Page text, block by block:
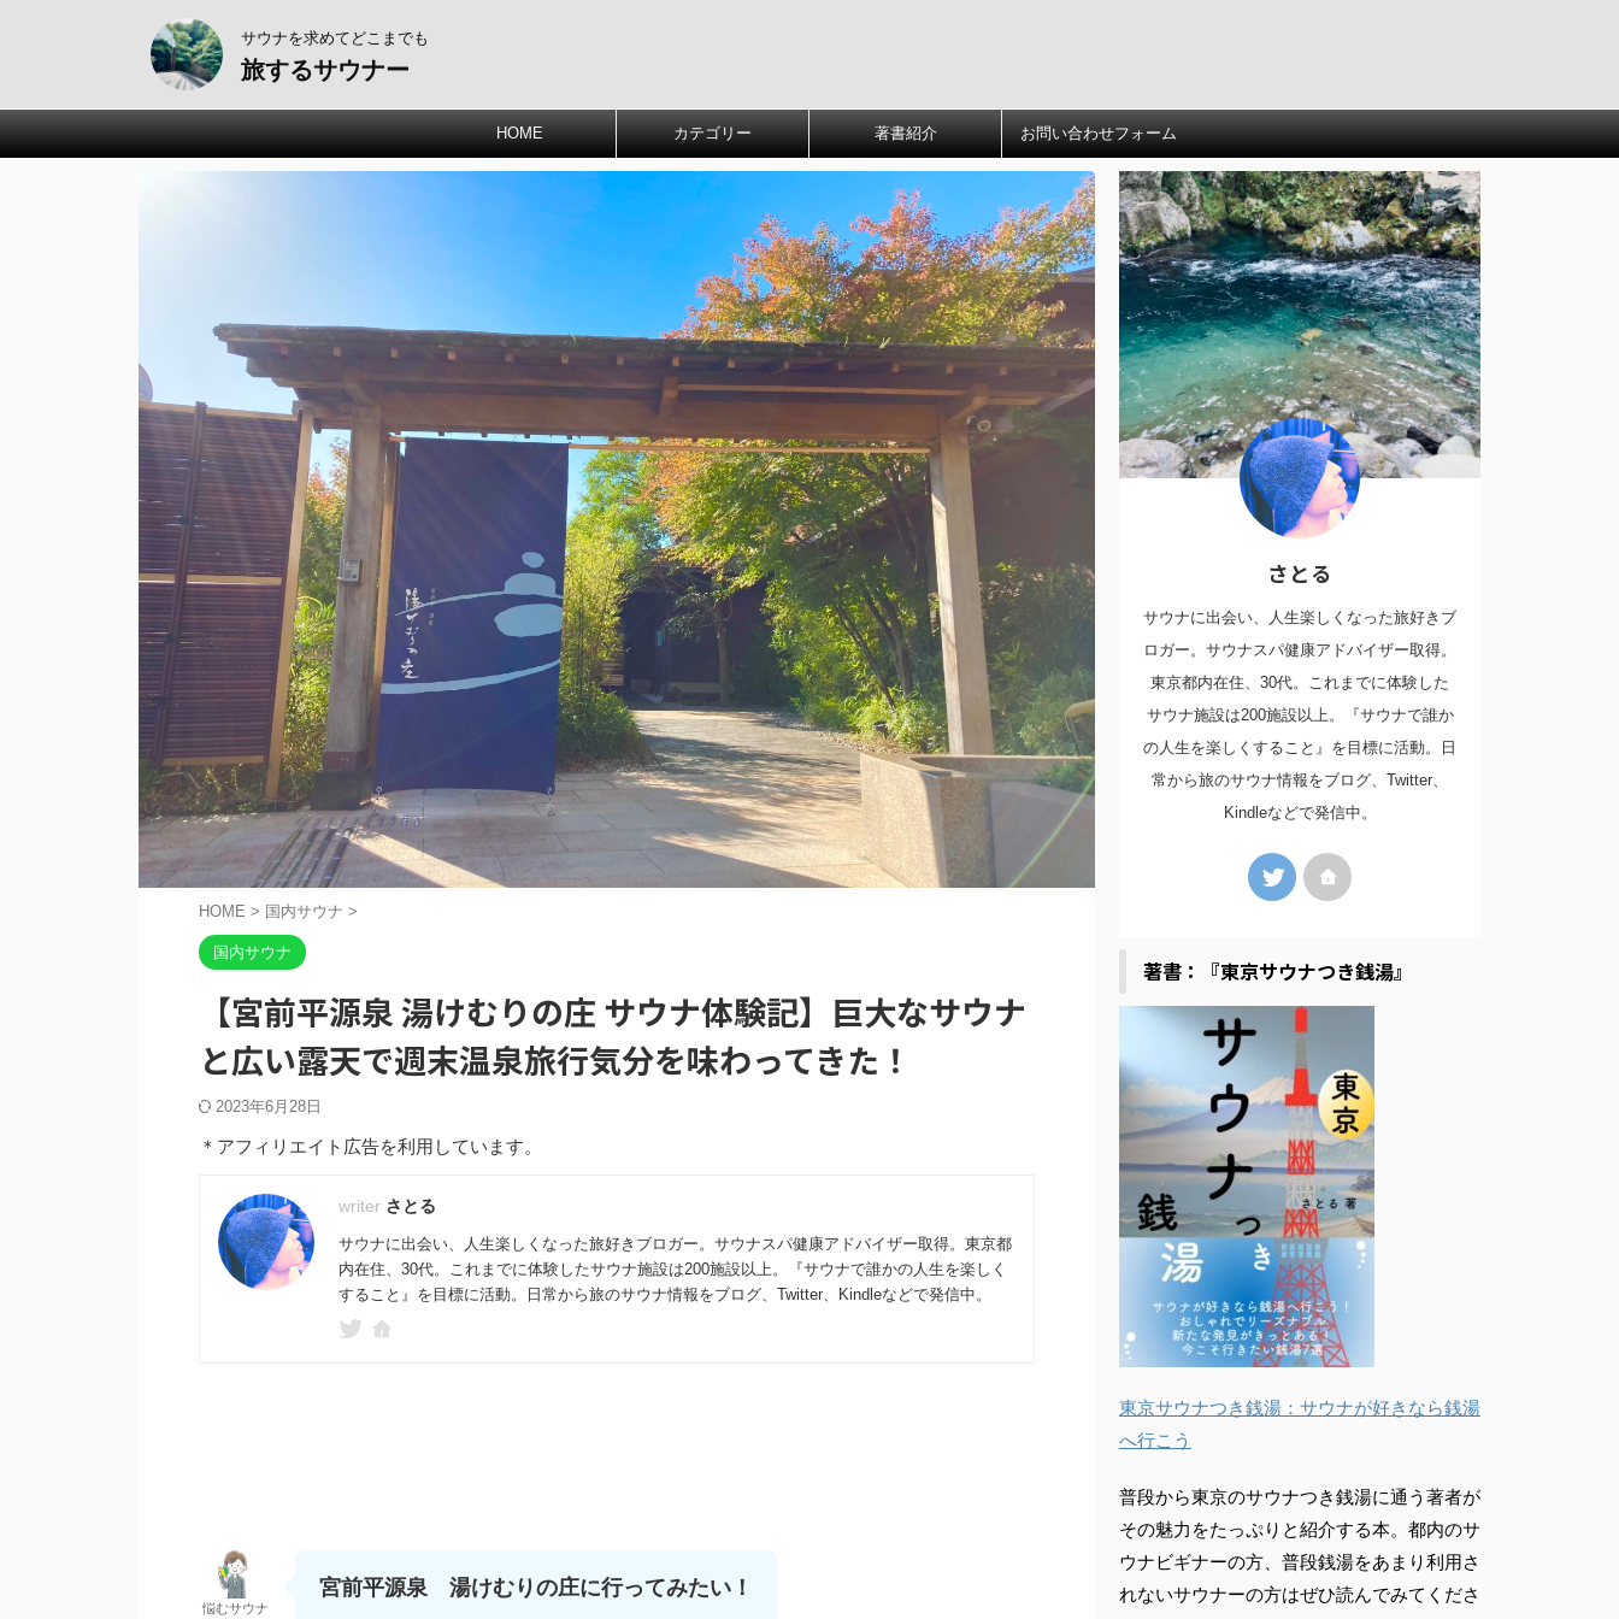
サウナを求めてどこまでも
旅するサウナー
HOME カテゴリー 著書紹介 お問い合わせフォーム
HOME > 国内サウナ >
国内サウナ
【宮前平源泉 湯けむりの庄 サウナ体験記】巨大なサウナ
と広い露天で週末温泉旅行気分を味わってきた！
2023年6月28日
＊アフィリエイト広告を利用しています。
さとる
サウナに出会い、人生楽しくなった旅好きブロガー。サウナスパ健康アドバイザー取得。東京都
内在住、30代。これまでに体験したサウナ施設は200施設以上。『サウナで誰かの人生を楽しく
すること』を目標に活動。日常から旅のサウナ情報をブログ、Twitter、Kindleなどで発信中。
悩むサウナ
宮前平源泉 湯けむりの庄に行ってみたい！
さとる
サウナに出会い、人生楽しくなった旅好きブ
ロガー。サウナスパ健康アドバイザー取得。
東京都内在住、30代。これまでに体験した
サウナ施設は200施設以上。『サウナで誰か
の人生を楽しくすること』を目標に活動。日
常から旅のサウナ情報をブログ、Twitter、
Kindleなどで発信中。
著書：『東京サウナつき銭湯』
東京サウナつき銭湯：サウナが好きなら銭湯
へ行こう
普段から東京のサウナつき銭湯に通う著者が
その魅力をたっぷりと紹介する本。都内のサ
ウナビギナーの方、普段銭湯をあまり利用さ
れないサウナーの方はぜひ読んでみてくださ